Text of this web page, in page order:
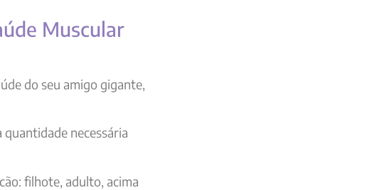
Muscular
do seu amigo gigante,
necessária
filhote, adulto, acima